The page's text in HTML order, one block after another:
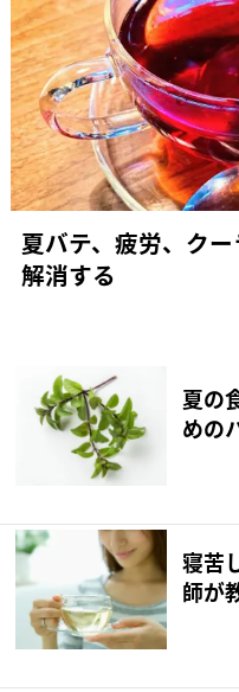
夏バテ、疲労、ク
解消する
夏の
めの
寝苦
師が